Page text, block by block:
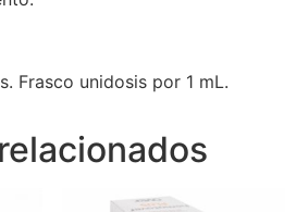
Frasco unidosis por 1 mL.